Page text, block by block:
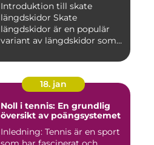
Introduktion till skate
längdskidor Skate
längdskidor är en populär
variant av längdskidor som
18. jan
Noll i tennis: En grundlig
översikt av poängsystemet
Inledning: Tennis är en sport